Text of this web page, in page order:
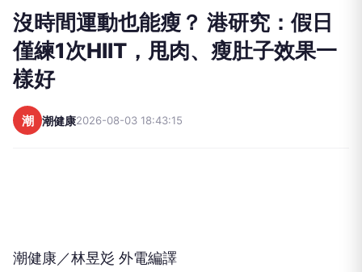
沒時間運動也能瘦？ 港研究：假日
僅練1次HIIT，甩肉、瘦肚子效果一
樣好
潮 潮健康2026-08-03 18:43:15
潮健康／林昱彣 外電編譯